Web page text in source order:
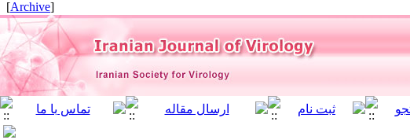
[
Archive
]